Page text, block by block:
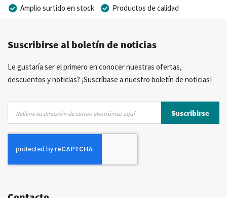
Amplio surtido en stock
Productos de calidad
Asesoramiento personal
Más de 40 años de experiencia
Posibilidad de crear marca privada
Suscribirse al boletín de noticias
Le gustaría ser el primero en conocer nuestras ofertas,
descuentos y noticias? ¡Suscríbase a nuestro boletín de noticias!
nuestro
boletín
Suscribirse